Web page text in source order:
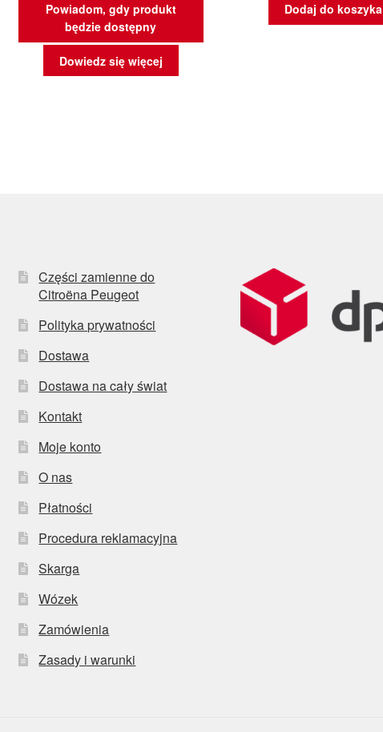
Powiadom, gdy produkt
będzie dostępny
Dowiedz się więcej
Dodaj do koszyka
Części zamienne do
Citroëna Peugeot
Polityka prywatności
Dostawa
Dostawa na cały świat
Kontakt
Moje konto
O nas
Płatności
Procedura reklamacyjna
Skarga
Wózek
Zamówienia
Zasady i warunki